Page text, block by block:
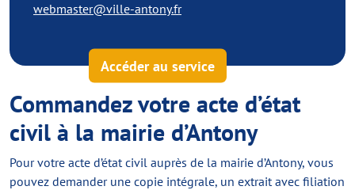
webmaster@ville-antony.fr
Accéder au service
Commandez votre acte d’état
civil à la mairie d’Antony
Pour votre acte d’état civil auprès de la mairie d’Antony, vous
pouvez demander une copie intégrale, un extrait avec filiation